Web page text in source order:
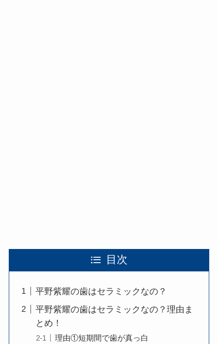
目次
平野紫耀の歯はセラミックなの？
平野紫耀の歯はセラミックなの？理由ま
とめ！
理由①短期間で歯が真っ白